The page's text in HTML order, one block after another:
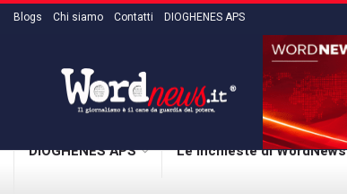
Blogs Chi siamo Contatti DIOGHENES APS
DIOGHENES APS Le inchieste di WordNews